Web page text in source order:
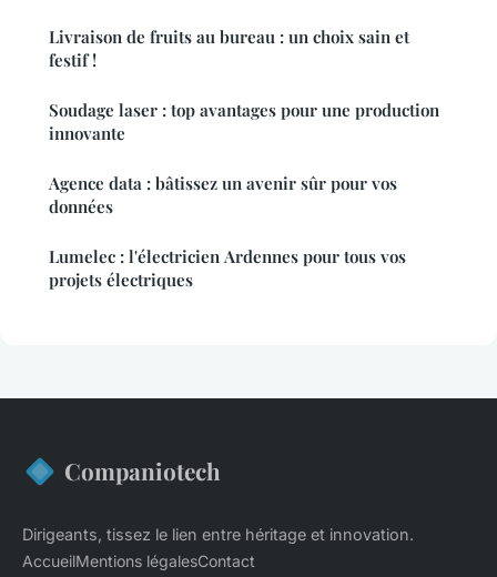
Livraison de fruits au bureau : un choix sain et
festif !
Soudage laser : top avantages pour une production
innovante
Agence data : bâtissez un avenir sûr pour vos
données
Lumelec : l'électricien Ardennes pour tous vos
projets électriques
Companiotech
Dirigeants, tissez le lien entre héritage et innovation.
AccueilMentions légalesContact